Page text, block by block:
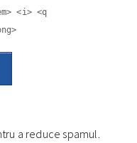
<i> <q
a reduce spamul.